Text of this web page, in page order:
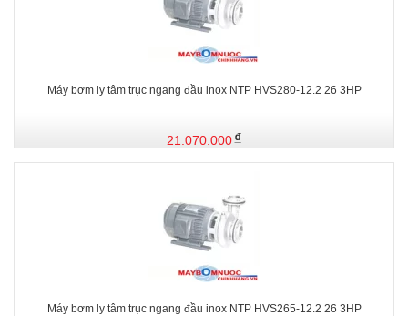
Máy bơm ly tâm trục ngang đầu inox NTP HVS280-12.2 26 3HP
21.070.000
Máy bơm ly tâm trục ngang đầu inox NTP HVS265-12.2 26 3HP